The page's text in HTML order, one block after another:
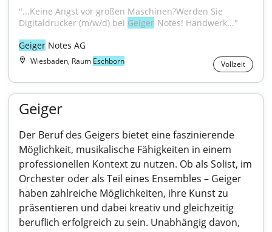
"...Keine Angst vor großen Maschinen?Werden Sie
Digitaldrucker (m/w/d) bei Geiger-Notes! Handwerk..."
Geiger Notes AG
Wiesbaden, Raum Eschborn Vollzeit
Geiger
Der Beruf des Geigers bietet eine faszinierende
Möglichkeit, musikalische Fähigkeiten in einem
professionellen Kontext zu nutzen. Ob als Solist, im
Orchester oder als Teil eines Ensembles – Geiger
haben zahlreiche Möglichkeiten, ihre Kunst zu
präsentieren und dabei kreativ und gleichzeitig
beruflich erfolgreich zu sein. Unabhängig davon,